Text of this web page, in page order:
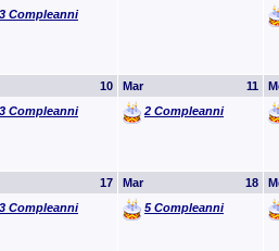
3 Compleanni
10
3 Compleanni
11
Mar
2 Compleanni
17
3 Compleanni
18
Mar
5 Compleanni